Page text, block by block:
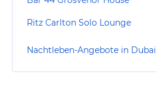
Ritz Carlton Solo Lounge
Nachtleben-Angebote in Dubai